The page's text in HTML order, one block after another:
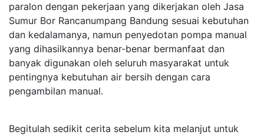
paralon dengan pekerjaan yang dikerjakan oleh Jasa
Sumur Bor Rancanumpang Bandung sesuai kebutuhan
dan kedalamanya, namun penyedotan pompa manual
yang dihasilkannya benar-benar bermanfaat dan
banyak digunakan oleh seluruh masyarakat untuk
pentingnya kebutuhan air bersih dengan cara
pengambilan manual.
Begitulah sedikit cerita sebelum kita melanjut untuk